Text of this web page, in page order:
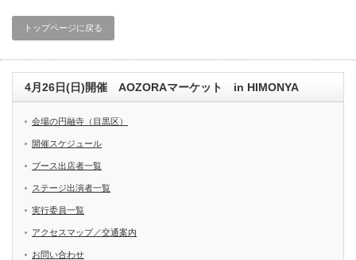
トップページに戻る
4月26日(日)開催 AOZORAマーケット in HIMONYA
会場の円融寺（目黒区）
開催スケジュール
ブース出店者一覧
ステージ出演者一覧
実行委員一覧
アクセスマップ／交通案内
お問い合わせ